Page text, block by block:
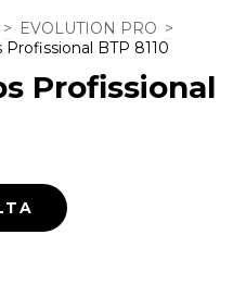
> EVOLUTION PRO >
Profissional BTP 8110
Profissional